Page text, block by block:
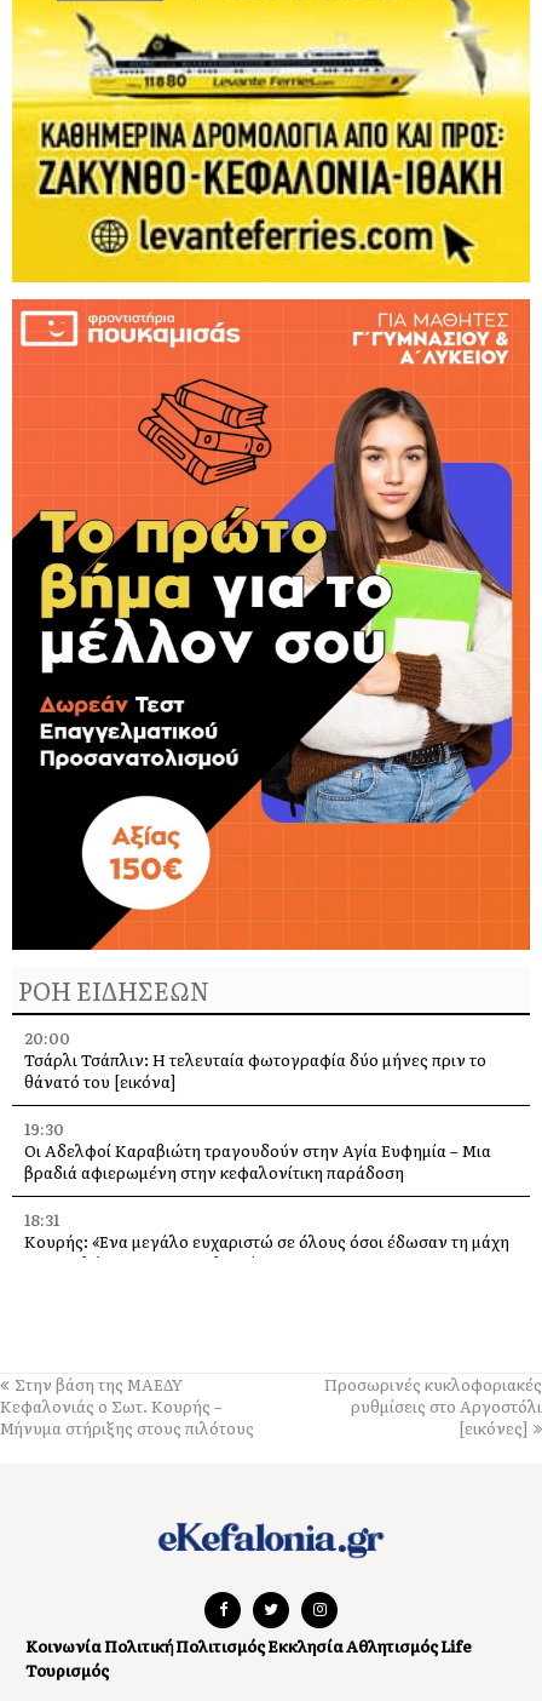
ΡΟΗ ΕΙΔΗΣΕΩΝ
20:00
Τσάρλι Τσάπλιν: Η τελευταία φωτογραφία δύο μήνες πριν το
θάνατό του [εικόνα]
19:30
Οι Αδελφοί Καραβιώτη τραγουδούν στην Αγία Ευφημία – Μια
βραδιά αφιερωμένη στην κεφαλονίτικη παράδοση
18:31
Κουρής: «Ένα μεγάλο ευχαριστώ σε όλους όσοι έδωσαν τη μάχη
με τις φλόγες στην Κεφαλονιά»
18:00
Η Χορωδία και Μαντολινάτα Αργοστολίου τραγουδά στο
Καπανδρίτι
μήνες – Άμεση παρέμβαση τώρα»
Προσοχή σε νέα ηλεκτρονική απάτη, με δήθεν email από τον e-
16:52
Στην βάση της ΜΑΕΔΥ
Κεφαλονιάς ο Σωτ. Κουρής –
Μήνυμα στήριξης στους πιλότους
Προσωρινές κυκλοφοριακές
ρυθμίσεις στο Αργοστόλι
[εικόνες]
ΚοινωνίαΠολιτικήΠολιτισμόςΕκκλησίαΑθλητισμόςLife
Τουρισμός